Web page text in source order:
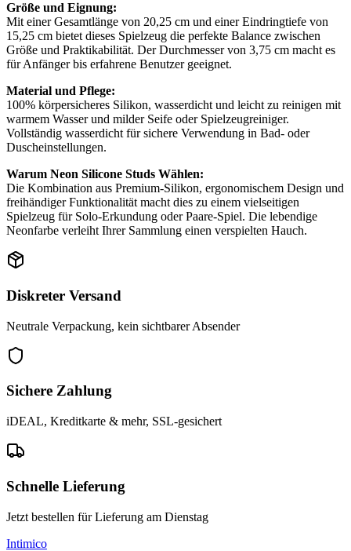
Größe und Eignung:
Mit einer Gesamtlänge von 20,25 cm und einer Eindringtiefe von
15,25 cm bietet dieses Spielzeug die perfekte Balance zwischen
Größe und Praktikabilität. Der Durchmesser von 3,75 cm macht es
für Anfänger bis erfahrene Benutzer geeignet.
Material und Pflege:
100% körpersicheres Silikon, wasserdicht und leicht zu reinigen mit
warmem Wasser und milder Seife oder Spielzeugreiniger.
Vollständig wasserdicht für sichere Verwendung in Bad- oder
Duscheinstellungen.
Warum Neon Silicone Studs Wählen:
Die Kombination aus Premium-Silikon, ergonomischem Design und
freihändiger Funktionalität macht dies zu einem vielseitigen
Spielzeug für Solo-Erkundung oder Paare-Spiel. Die lebendige
Neonfarbe verleiht Ihrer Sammlung einen verspielten Hauch.
Diskreter Versand
Neutrale Verpackung, kein sichtbarer Absender
Sichere Zahlung
iDEAL, Kreditkarte & mehr, SSL-gesichert
Schnelle Lieferung
Jetzt bestellen für Lieferung am Dienstag
Intimico